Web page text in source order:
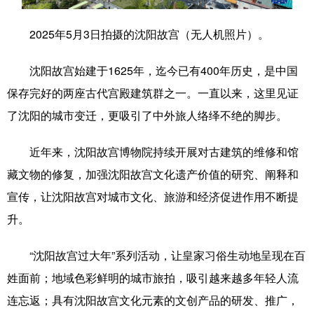
城市 旅游 能源 会展
彩票 娱乐 时尚 悦读
公益 一带一路 亚太网 上市公司
文化产业
地方频道
北京 天津 河北 山西
山东 河南 湖北 湖南
广东 广西 海南 重庆
2025年5月3日拍摄的沈阳故宫（无人机照片）。
沈阳故宫始建于1625年，迄今已有400年历史，是中国
保存完好的两座古代宫殿建筑群之一。一直以来，这里见证
了沈阳的城市变迁，更吸引了中外旅人络绎不绝的脚步。
近年来，沈阳故宫博物院持续开展对古建筑的维修和馆
藏文物的修复，加强沈阳故宫文化遗产价值的研究、阐释和
宣传，让沈阳故宫对城市文化、旅游和经济促进作用不断提
升。
“沈阳故宫过大年”系列活动，让皇家习俗生动地呈现在百
姓面前；地域色彩鲜明的城市旅拍，吸引越来越多年轻人流
连忘返；具有沈阳故宫文化元素的文创产品的研发、推广，